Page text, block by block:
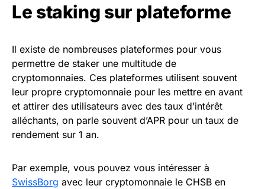
Le staking sur plateforme
Il existe de nombreuses plateformes pour vous
permettre de staker une multitude de
cryptomonnaies. Ces plateformes utilisent souvent
leur propre cryptomonnaie pour les mettre en avant
et attirer des utilisateurs avec des taux d’intérêt
alléchants, on parle souvent d’APR pour un taux de
rendement sur 1 an.
Par exemple, vous pouvez vous intéresser à
SwissBorg avec leur cryptomonnaie le CHSB en